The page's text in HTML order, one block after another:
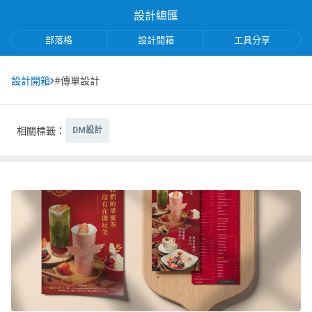
設計總匯
部落格 設計開箱 工具分享
設計開箱 #傳單設計
相關標籤： DM設計